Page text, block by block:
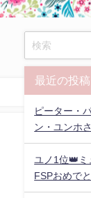
最近の投稿
ピーター・
ン・ユンホさ
ユノ1位👑ミ
FSPおめで